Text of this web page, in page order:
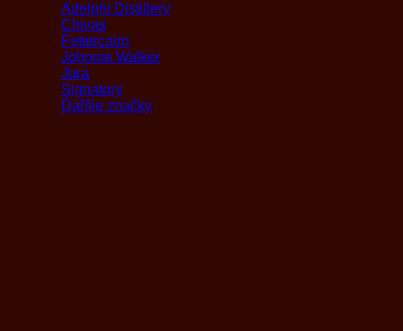
Adelphi Distillery
Chivas
Fettercairn
Johnnie Walker
Jura
Signatory
Ďaľšie značky